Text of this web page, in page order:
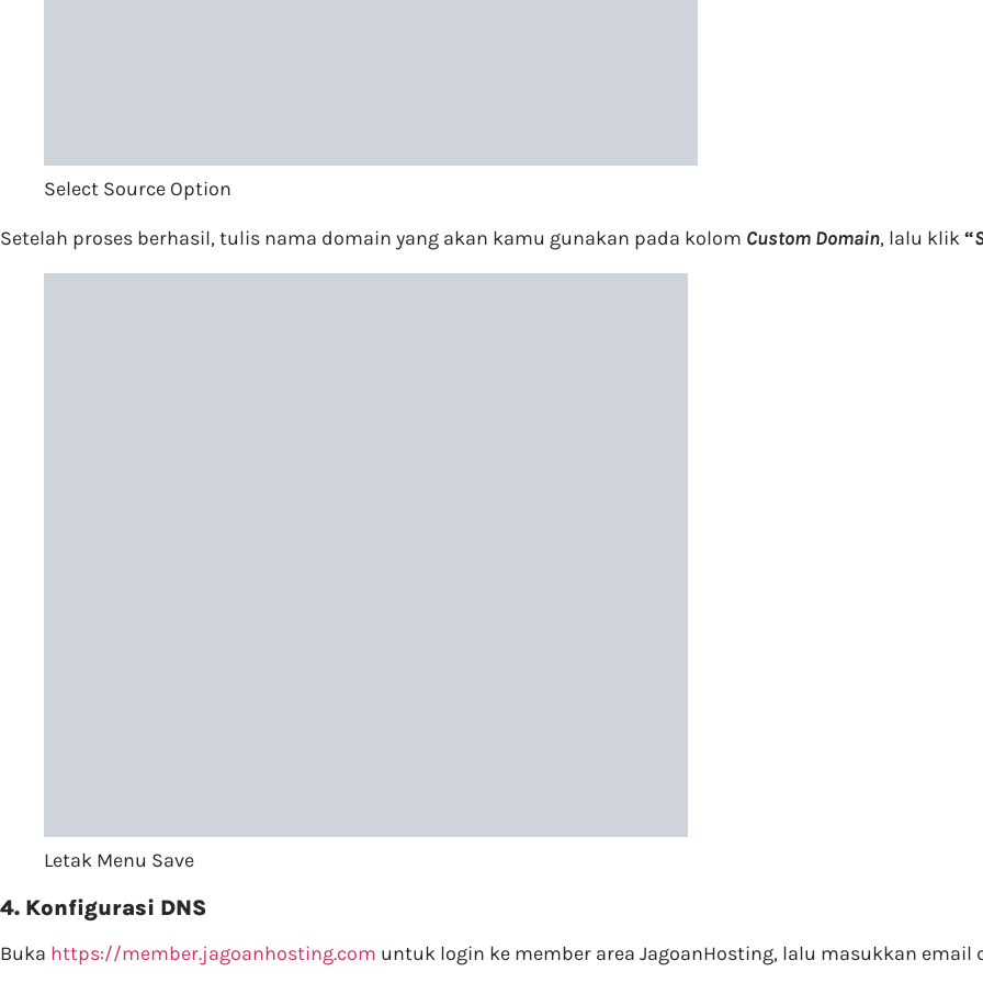
Select Source Option
Setelah proses berhasil, tulis nama domain yang akan kamu gunakan pada kolom Custom Domain, lalu klik“
Letak Menu Save
4. Konfigurasi DNS
Buka https://member.jagoanhosting.com untuk login ke member area JagoanHosting, lalu masukkan email